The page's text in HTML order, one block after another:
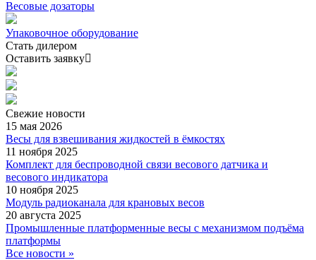
Весовые дозаторы
Упаковочное оборудование
Стать дилером
Оставить заявку
Свежие новости
15 мая 2026
Весы для взвешивания жидкостей в ёмкостях
11 ноября 2025
Комплект для беспроводной связи весового датчика и
весового индикатора
10 ноября 2025
Модуль радиоканала для крановых весов
20 августа 2025
Промышленные платформенные весы с механизмом подъёма
платформы
Все новости »